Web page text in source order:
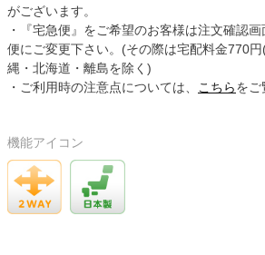
がございます。
・『宅急便』をご希望のお客様は注文確認
便にご変更下さい。(その際は宅配料金770
縄・北海道・離島を除く)
・ご利用時の注意点については、
こちらをご
機能アイコン